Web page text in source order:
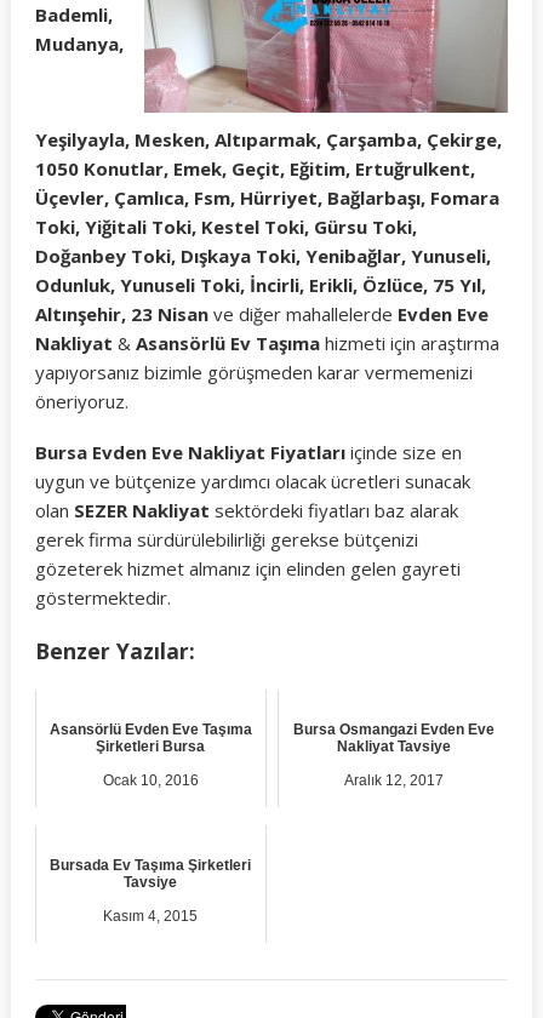
Bademli,
Mudanya,
Yeşilyayla, Mesken, Altıparmak, Çarşamba, Çekirge,
1050 Konutlar, Emek, Geçit, Eğitim, Ertuğrulkent,
Üçevler, Çamlıca, Fsm, Hürriyet, Bağlarbaşı, Fomara
Toki, Yiğitali Toki, Kestel Toki, Gürsu Toki,
Doğanbey Toki, Dışkaya Toki, Yenibağlar, Yunuseli,
Odunluk, Yunuseli Toki, İncirli, Erikli, Özlüce, 75 Yıl,
Altınşehir, 23 Nisanve diğer mahallelerde Evden Eve
Nakliyat & Asansörlü Ev Taşımahizmeti için araştırma
yapıyorsanız bizimle görüşmeden karar vermemenizi
öneriyoruz.
Bursa Evden Eve Nakliyat Fiyatlarıiçinde size en
uygun ve bütçenize yardımcı olacak ücretleri sunacak
olan SEZER Nakliyat sektördeki fiyatları baz alarak
gerek firma sürdürülebilirliği gerekse bütçenizi
gözeterek hizmet almanız için elinden gelen gayreti
göstermektedir.
Benzer Yazılar:
Asansörlü Evden Eve Taşıma
Şirketleri Bursa
Ocak 10, 2016
Bursa Osmangazi Evden Eve
Nakliyat Tavsiye
Aralık 12, 2017
Bursada Ev Taşıma Şirketleri
Tavsiye
Kasım 4, 2015